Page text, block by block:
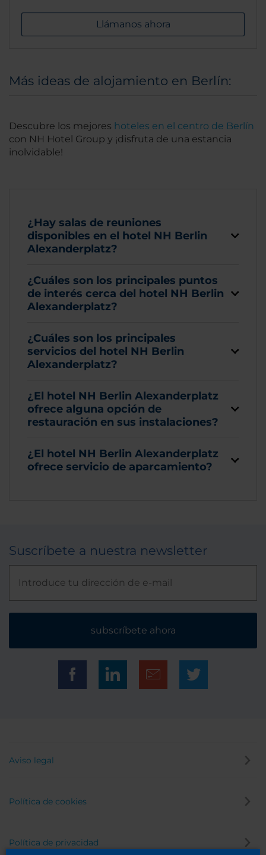
Llámanos ahora
Más ideas de alojamiento en Berlín:
Descubre los mejores hoteles en el centro de Berlín
con NH Hotel Group y ¡disfruta de una estancia
inolvidable!
¿Hay salas de reuniones
disponibles en el hotel NH Berlin
Alexanderplatz?
¿Cuáles son los principales puntos
de interés cerca del hotel NH Berlin
Alexanderplatz?
¿Cuáles son los principales
servicios del hotel NH Berlin
Alexanderplatz?
¿El hotel NH Berlin Alexanderplatz
ofrece alguna opción de
restauración en sus instalaciones?
¿El hotel NH Berlin Alexanderplatz
ofrece servicio de aparcamiento?
Suscríbete a nuestra newsletter
subscríbete ahora
Aviso legal
Política de cookies
Política de privacidad